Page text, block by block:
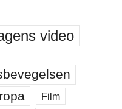
video
Film